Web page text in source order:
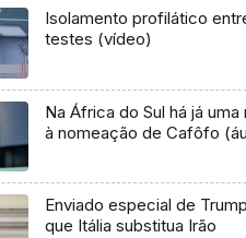
Isolamento profilático
testes (vídeo)
Na África do Sul há já uma
à nomeação de Cafôfo
Enviado especial de
que Itália substitua Irão